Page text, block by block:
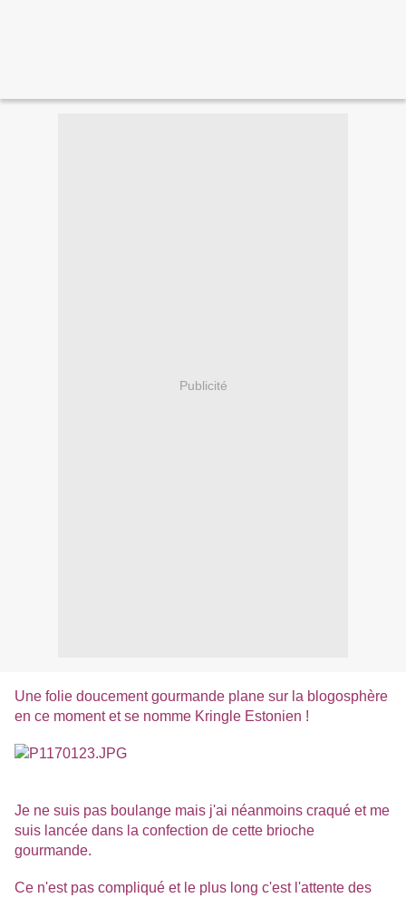
Publicité
Une folie doucement gourmande plane sur la blogosphère
en ce moment et se nomme Kringle Estonien !
Je ne suis pas boulange mais j'ai néanmoins craqué et me
suis lancée dans la confection de cette brioche
gourmande.
Ce n'est pas compliqué et le plus long c'est l'attente des